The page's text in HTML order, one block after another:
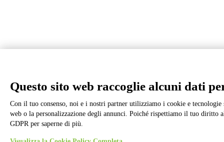
Questo sito web raccoglie alcuni dati
Con il tuo consenso, noi e i nostri partner utilizziamo i cookie e
web o la personalizzazione degli annunci. Poiché rispettiamo il tuo diritto
GDPR per saperne di più.